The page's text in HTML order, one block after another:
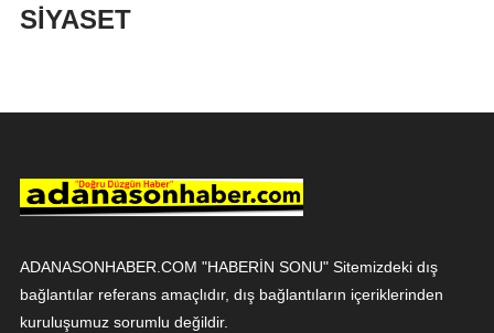
SİYASET
ADANASONHABER.COM "HABERİN SONU" Sitemizdeki dış
bağlantılar referans amaçlıdır, dış bağlantıların içeriklerinden
kuruluşumuz sorumlu değildir.